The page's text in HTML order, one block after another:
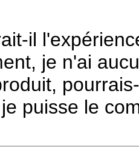
il
je n'ai
puisse le